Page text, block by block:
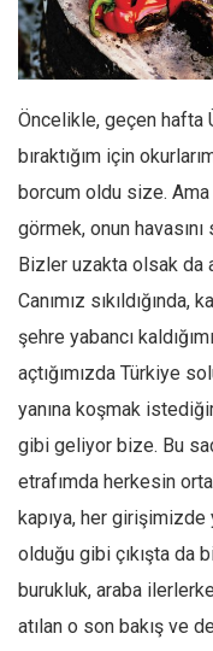
Facebook
Instagram
Editörden
Kemal Özer
Mahmut Toptaş
Yvonne Ridley
Barış Tarımcıoğlu
Ömer Kayani
Yusuf Armağan
Hasanali Yıldırım
Mehmet Ali Tekin
Abir E. Nahas
Öncelikle, geçen hafta
bıraktığım için
borcum oldu size. Ama
görmek, onun
Bizler uzakta olsak da
Canımız sıkıldığında,
şehre yabancı
açtığımızda Türkiye
yanına koşmak
gibi geliyor bize. Bu
etrafımda herkesin
kapıya, her girişimizde
olduğu gibi çıkışta da
burukluk, araba
atılan o son bakış ve